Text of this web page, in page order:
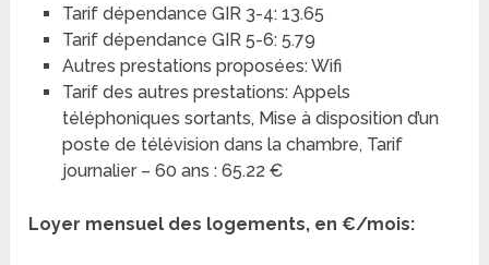
Tarif dépendance GIR 3-4: 13.65
Tarif dépendance GIR 5-6: 5.79
Autres prestations proposées: Wifi
Tarif des autres prestations: Appels
téléphoniques sortants, Mise à disposition d’un
poste de télévision dans la chambre, Tarif
journalier – 60 ans : 65.22 €
Loyer mensuel des logements, en €/mois: